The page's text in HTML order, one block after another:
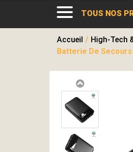
TOUS NOS
Accueil / High-Tech
Batterie De Secours